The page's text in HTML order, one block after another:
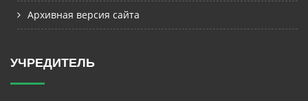
Архивная версия сайта
УЧРЕДИТЕЛЬ